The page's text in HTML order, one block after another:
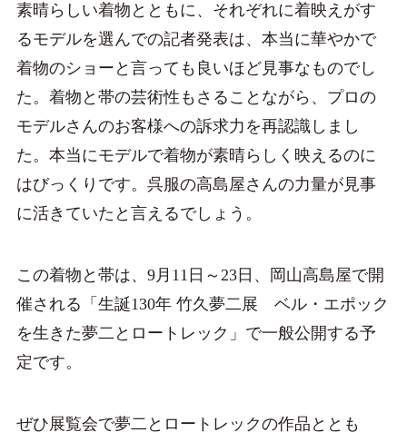
素晴らしい着物とともに、それぞれに着映えがす
るモデルを選んでの記者発表は、本当に華やかで
着物のショーと言っても良いほど見事なものでし
た。着物と帯の芸術性もさることながら、プロの
モデルさんのお客様への訴求力を再認識しまし
た。本当にモデルで着物が素晴らしく映えるのに
はびっくりです。呉服の高島屋さんの力量が見事
に活きていたと言えるでしょう。
この着物と帯は、9月11日～23日、岡山高島屋で開
催される「生誕130年 竹久夢二展 ベル・エポック
を生きた夢二とロートレック」で一般公開する予
定です。
ぜひ展覧会で夢二とロートレックの作品ととも